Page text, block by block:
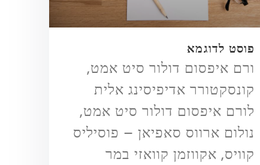
פוסט לדוגמא
ורם איפסום דולור סיט אמט,
קונסקטורר אדיפיסינג אלית
לורם איפסום דולור סיט אמט,
נולום ארווס סאפיאן – פוסיליס
קוויס, אקווזמן קוואזי במר